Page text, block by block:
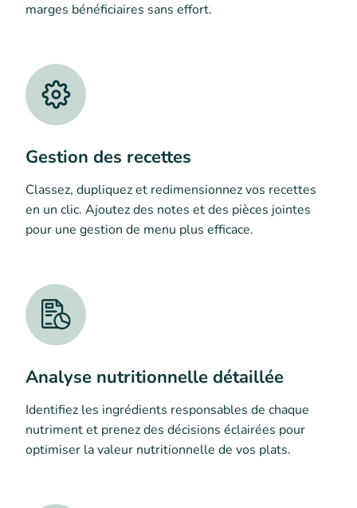
marges bénéficiaires sans effort.
Gestion des recettes
Classez, dupliquez et redimensionnez vos recettes
en un clic. Ajoutez des notes et des pièces jointes
pour une gestion de menu plus efficace.
Analyse nutritionnelle détaillée
Identifiez les ingrédients responsables de chaque
nutriment et prenez des décisions éclairées pour
optimiser la valeur nutritionnelle de vos plats.